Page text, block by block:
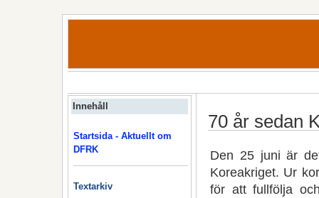
Innehåll
Startsida - Aktuellt om
DFRK
Textarkiv
70 år sedan
Den 25 juni är
Koreakriget. Ur
för att fullfölja